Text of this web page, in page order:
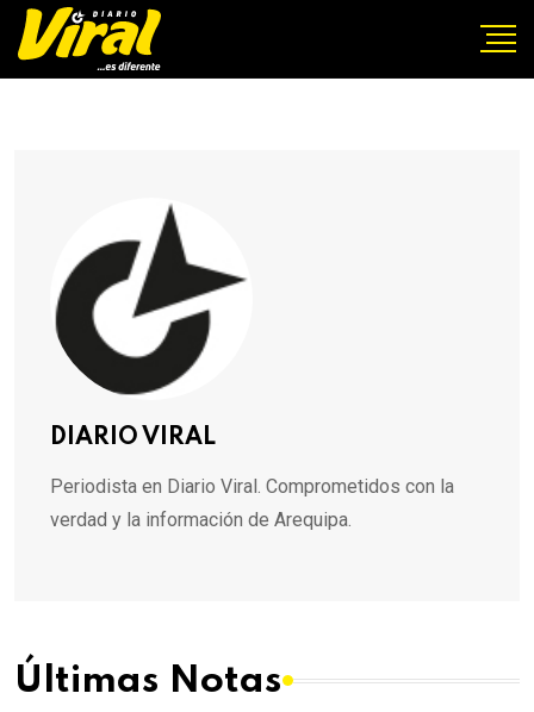
DIARIO VIRAL
Periodista en Diario Viral. Comprometidos con la
verdad y la información de Arequipa.
Últimas Notas